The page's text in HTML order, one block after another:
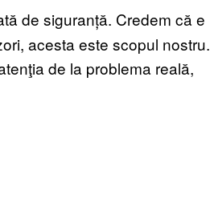
de siguranță. Credem că e
acesta este scopul nostru.
de la problema reală,